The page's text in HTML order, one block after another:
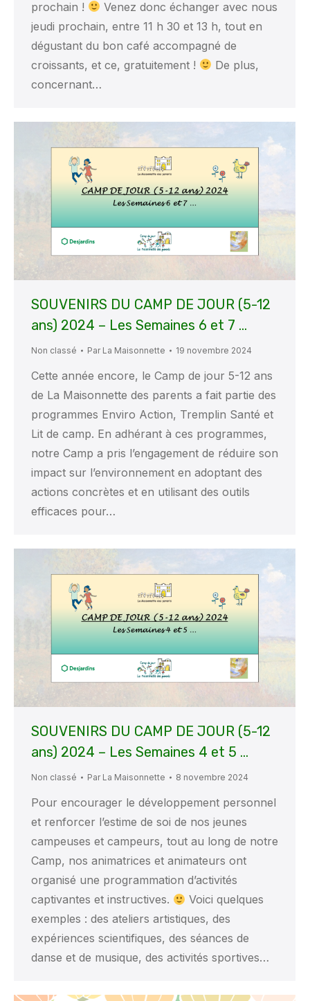
prochain !
Venez donc échanger avec nous
jeudi prochain, entre 11 h 30 et 13 h, tout en
dégustant du bon café accompagné de
croissants, et ce, gratuitement !
De plus,
concernant…
SOUVENIRS DU CAMP DE JOUR (5-12
ans) 2024 – Les Semaines 6 et 7 …
Non classé Par La Maisonnette 19 novembre 2024
Cette année encore, le Camp de jour 5-12 ans
de La Maisonnette des parents a fait partie des
programmes Enviro Action, Tremplin Santé et
Lit de camp. En adhérant à ces programmes,
notre Camp a pris l’engagement de réduire son
impact sur l’environnement en adoptant des
actions concrètes et en utilisant des outils
efficaces pour…
SOUVENIRS DU CAMP DE JOUR (5-12
ans) 2024 – Les Semaines 4 et 5 …
Non classé Par La Maisonnette 8 novembre 2024
Pour encourager le développement personnel
et renforcer l’estime de soi de nos jeunes
campeuses et campeurs, tout au long de notre
Camp, nos animatrices et animateurs ont
organisé une programmation d’activités
captivantes et instructives.
Voici quelques
exemples : des ateliers artistiques, des
expériences scientifiques, des séances de
danse et de musique, des activités sportives…